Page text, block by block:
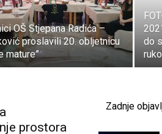
OŠ Stjepana Radića –
proslavili 20. obljetnicu
mature”
do
prostora
Zadnje